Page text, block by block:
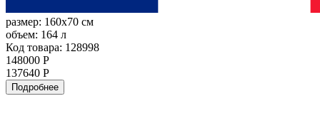
размер: 160x70 см
объем: 164 л
Код товара: 128998
148000 Р
137640 Р
Подробнее